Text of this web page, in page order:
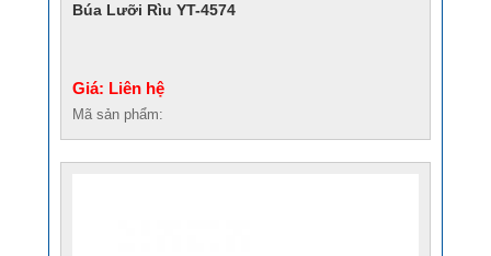
Búa Lưỡi Rìu YT-4574
Giá: Liên hệ
Mã sản phẩm: